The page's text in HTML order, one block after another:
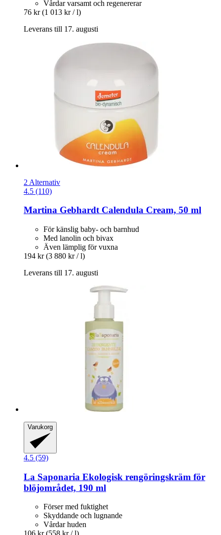
Vårdar varsamt och regenererar
76 kr (1 013 kr / l)
Leverans till 17. augusti
2 Alternativ
4.5 (110)
Martina GebhardtCalendula Cream, 50 ml
För känslig baby- och barnhud
Med lanolin och bivax
Även lämplig för vuxna
194 kr (3 880 kr / l)
Leverans till 17. augusti
Varukorg
4.5 (59)
La Saponaria Ekologisk rengöringskräm för
blöjområdet, 190 ml
Förser med fuktighet
Skyddande och lugnande
Vårdar huden